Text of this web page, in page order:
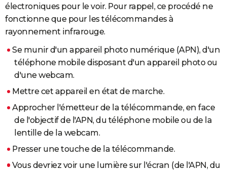
Destinations
City break
Voyage nature
Voyage de noces
Forum
Climat
+PHOTO
GUIDES D'ACHAT
BONS PLANS
CARTE DE VOEUX
Carte de Noël
Carte Bonne année
Carte Saint-Valentin
Carte Pâques
Carte d'anniversaire
Dictionnaire
Biographies
Citations
Expressions
Proverbes
PROGRAMME TV
AVIS DE DÉCÈS
électroniques pour le voir. Pour rappel, ce procédé ne
fonctionne que pour les télécommandes à
rayonnement infrarouge.
Se munir d'un appareil photo numérique (APN), d'un
téléphone mobile disposant d'un appareil photo ou
d'une webcam.
Mettre cet appareil en état de marche.
Approcher l'émetteur de la télécommande, en face
de l'objectif de l'APN, du téléphone mobile ou de la
lentille de la webcam.
Presser une touche de la télécommande.
Vous devriez voir une lumière sur l'écran (de l'APN, du